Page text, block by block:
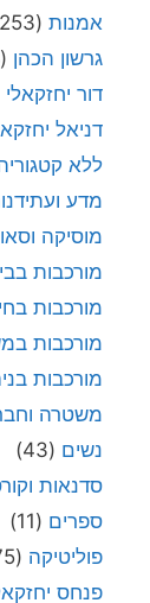
אמנות (253)
גרשון הכהן (818)
דור יחזקאלי
דניאל
ללא
מדע
מוסיקה
מורכבות
מורכבות
מורכבות
מורכבות
משטרה
נשים (43)
סדנאות
ספרים (11)
פוליטיקה (1,075)
פנחס